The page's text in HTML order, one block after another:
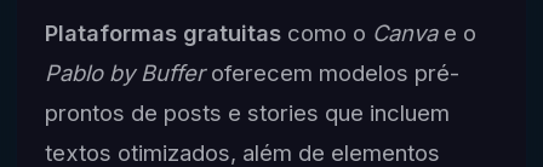
Plataformas gratuitascomo o Canvae o
Pablo by Bufferoferecem modelos pré-
prontos de posts e stories que incluem
textos otimizados, além de elementos